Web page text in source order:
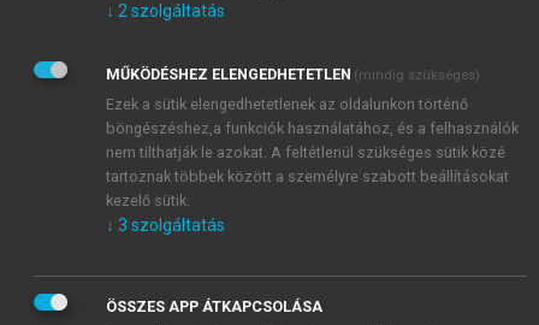
Kérek értesítést az Akadémiai Kiadó Zrt. újdonságairól,
Adatkezelési tájékoztatóbanfoglaltakat tudomásul
veszem és elfogadom.
Általános vásárlási feltételeket, valamint a szotar.netés a
mersz.huoldalak licencszerződéseiben foglaltakat
tudomásul veszem és elfogadom.
KIPRÓBÁLOM
↓ 2 szolgáltatás
MŰKÖDÉSHEZ ELENGEDHETETLEN (mindig szükséges)
Ezek a sütik elengedhetetlenek az oldalunkon történő
böngészéshez,a funkciók használatához, és a felhasználók
nem tilthatják le azokat. A feltétlenül szükséges sütik közé
tartoznak többek között a személyre szabott beállításokat
kezelő sütik.
↓ 3 szolgáltatás
ÖSSZES APP ÁTKAPCSOLÁSA